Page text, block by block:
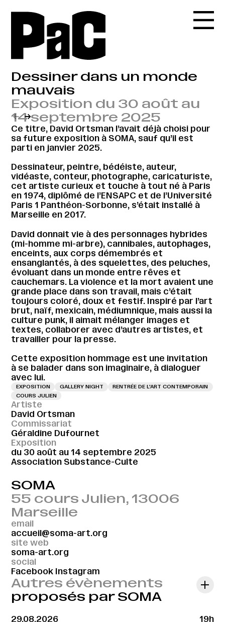
Dessiner dans un monde
mauvais
Exposition du 30 août au
14 septembre 2025
← →
Ce titre, David Ortsman l’avait déjà choisi pour
sa future exposition à SOMA, sauf qu’il est
parti en janvier 2025.
Dessinateur, peintre, bédéiste, auteur,
vidéaste, conteur, photographe, caricaturiste,
cet artiste curieux et touche à tout né à Paris
en 1974, diplômé de l’ENSAPC et de l’Université
Paris 1 Panthéon-Sorbonne, s’était installé à
Marseille en 2017.
David donnait vie à des personnages hybrides
(mi-homme mi-arbre), cannibales, autophages,
enceints, aux corps démembrés et
ensanglantés, à des squelettes, des peluches,
évoluant dans un monde entre rêves et
cauchemars. La violence et la mort avaient une
grande place dans son travail, mais c’était
toujours coloré, doux et festif. Inspiré par l’art
brut, naïf, mexicain, médiumnique, mais aussi la
culture punk, il aimait mélanger images et
textes, collaborer avec d’autres artistes, et
travailler pour la presse.
Cette exposition hommage est une invitation
à se balader dans son imaginaire, à dialoguer
avec lui.
EXPOSITION GALLERY NIGHT
RENTRÉE DE L'ART CONTEMPORAIN
COURS JULIEN
Artiste
David Ortsman
Commissariat
Géraldine Dufournet
Exposition
du 30 août au 14 septembre 2025
Association Substance-Culte
SOMA
55 cours Julien, 13006
Marseille
email
accueil@soma-art.org
site web
soma-art.org
social
Facebook Instagram
Autres évènements
proposés par SOMA
29.08.2026
19h